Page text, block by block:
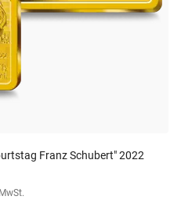
Franz Schubert" 2022